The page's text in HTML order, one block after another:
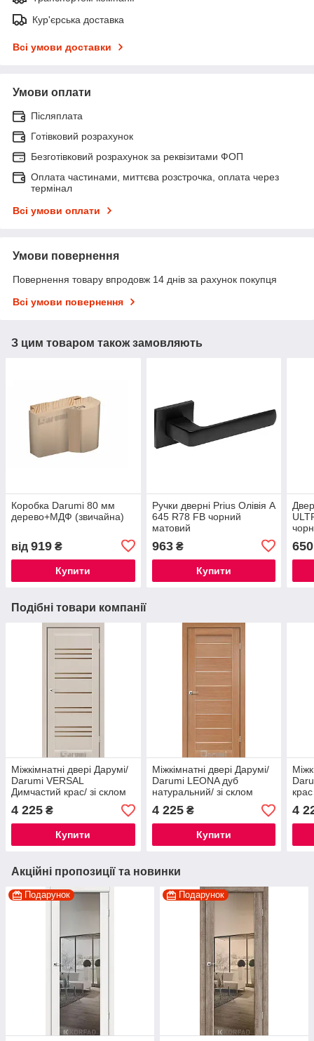
Кур'єрська доставка
Всі умови доставки
Умови оплати
Післяплата
Готівковий розрахунок
Безготівковий розрахунок за реквізитами ФОП
Оплата частинами, миттєва розстрочка, оплата через
термінал
Всі умови оплати
Умови повернення
Повернення товару впродовж 14 днів за рахунок покупця
Всі умови повернення
З цим товаром також замовляють
Коробка Darumi 80 мм
дерево+МДФ (звичайна)
від 919 ₴
Купити
Ручки дверні Prius Олівія А
645 R78 FB чорний
матовий
963₴
Купити
650
Подібні товари компанії
Міжкімнатні двері Дарумі/
Darumi VERSAL
Димчастий крас/ зі склом
сатин бронза
4 225 ₴
Купити
Міжкімнатні двері Дарумі/
Darumi LEONA дуб
натуральний/ зі склом
сатин білий
4 225₴
Купити
4
Акційні пропозиції та новинки
Подарунок Подарунок